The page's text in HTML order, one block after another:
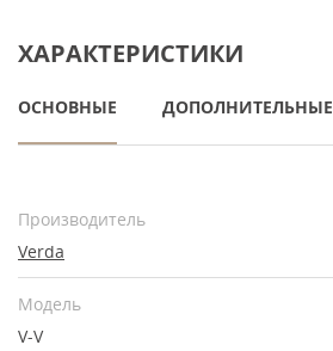
ХАРАКТЕРИСТИКИ
ОСНОВНЫЕ ДОПОЛНИТЕЛЬНЫЕ
Производитель
Verda
Модель
V-V